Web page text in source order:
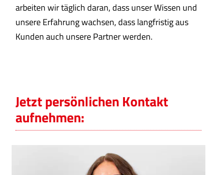
arbeiten wir täglich daran, dass unser Wissen und
unsere Erfahrung wachsen, dass langfristig aus
Kunden auch unsere Partner werden.
Jetzt persönlichen Kontakt
aufnehmen: